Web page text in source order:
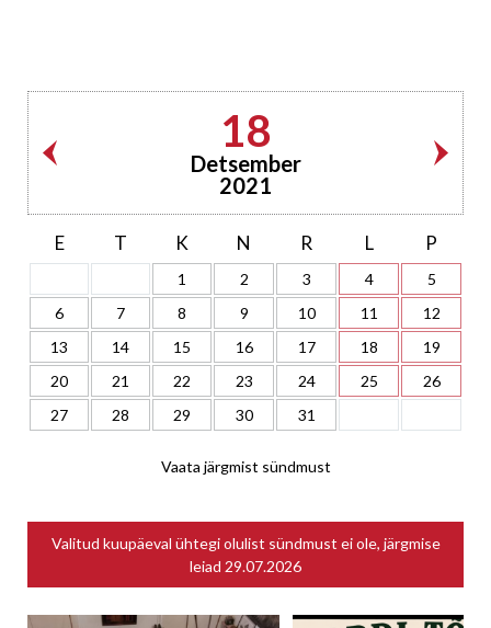
18
Detsember
2021
E T K N R L P
1 2 3 4
5
6
7 8 9 10 11
12
13
14 15 16 17 18
19
20
21 22 23 24 25
26
27
28 29 30 31
Vaata järgmist sündmust
Valitud kuupäeval ühtegi olulist sündmust ei ole, järgmise
leiad 29.07.2026